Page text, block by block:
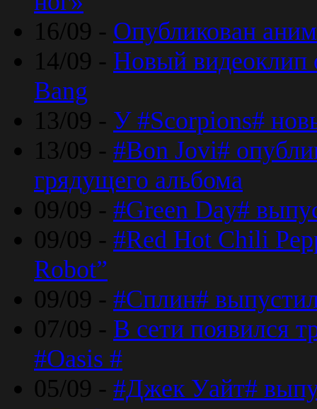
16/09 - Опубликован
14/09 - Новый видеоклип
Bang
13/09 - У #Scorpions#
13/09 - #Bon Jovi#
грядущего альбома
09/09 - #Green Day#
09/09 - #Red Hot Chili
Robot”
09/09 - #Сплин#
07/09 - В сети появился
#Oasis #
05/09 - #Джек Уайт#